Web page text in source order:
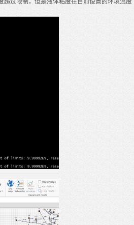
超过限制，但是液体粘度在目前设置的环境温度